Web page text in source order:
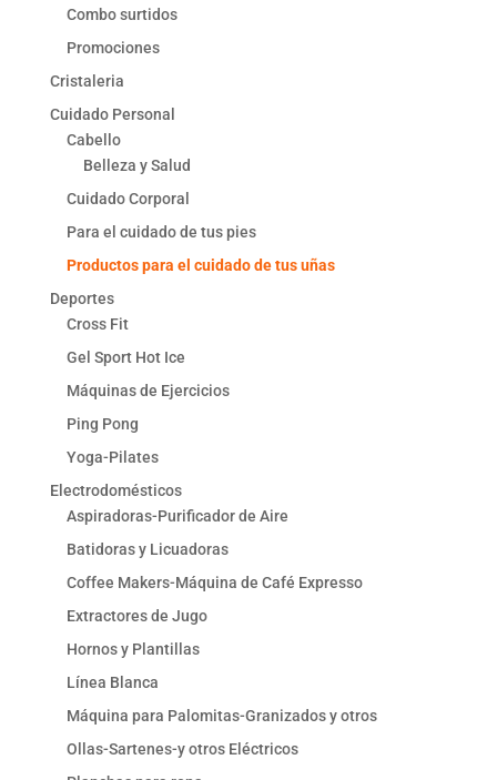
Combo surtidos
Promociones
Cristaleria
Cuidado Personal
Cabello
Belleza y Salud
Cuidado Corporal
Para el cuidado de tus pies
Productos para el cuidado de tus uñas
Deportes
Cross Fit
Gel Sport Hot Ice
Máquinas de Ejercicios
Ping Pong
Yoga-Pilates
Electrodomésticos
Aspiradoras-Purificador de Aire
Batidoras y Licuadoras
Coffee Makers-Máquina de Café Expresso
Extractores de Jugo
Hornos y Plantillas
Línea Blanca
Máquina para Palomitas-Granizados y otros
Ollas-Sartenes-y otros Eléctricos